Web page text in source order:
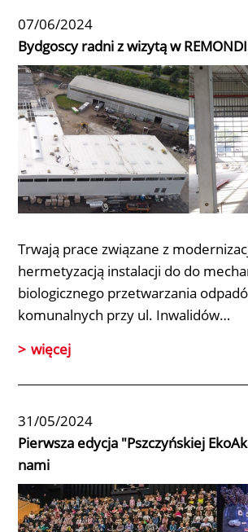
07/06/2024
Bydgoscy radni z wizytą w
Trwają prace związane z
hermetyzacją instalacji do do
biologicznego przetwarzania
komunalnych przy ul. Inwalidów…
więcej
31/05/2024
Pierwsza edycja "Pszczyńskiej
nami